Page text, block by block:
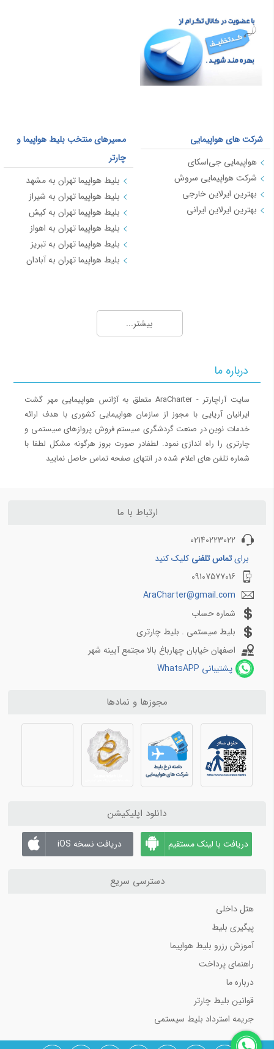
شرکت های هواپیمایی
هواپیمایی جی‌اسکای
شرکت هواپیمایی سروش
بهترین ایرلاین‌ خارجی
بهترین ایرلاین ایرانی
مسیرهای منتخب بلیط هواپیما و
چارتر
بلیط هواپیما تهران به مشهد
بلیط هواپیما تهران به شیراز
بلیط هواپیما تهران به کیش
بلیط هواپیما تهران به اهواز
بلیط هواپیما تهران به تبریز
بلیط هواپیما تهران به آبادان
بلیط هواپیما مشهد به تهران
بلیط هواپیما مشهد به تبریز
بلیط هواپیما مشهد به اهواز
مسیرهای منتخب بلیط هواپیما و چارتر 3
بلیط هواپیما کیش به تهران
بلیط هواپیما کیش به شیراز
مسیرهای منتخب بلیط هواپیما و چارتر 4
بلیط هواپیما اهواز به تهران
بلیط هواپیما اهواز به مشهد
بلیط هواپیما اصفهان به تهران
بلیط هواپیما اصفهان به مشهد
بلیط هواپیما شیراز به تهران
بلیط هواپیما شیراز به مشهد
بیشتر...
درباره ما
سایت آراچارتر - AraCharter متعلق به آژانس هواپیمایی مهر گشت
ایرانیان آریایی با مجوز از سازمان هواپیمایی کشوری با هدف ارائه
خدمات نوین در صنعت گردشگری سیستم فروش پروازهای سیستمی و
چارتری را راه اندازی نمود. لطفادر صورت بروز هرگونه مشکل لطفا با
شماره تلفن های اعلام شده در انتهای صفحه تماس حاصل نمایید
ارتباط با ما
02140223022
برایتماس تلفنی کلیک کنید
09107577016
AraCharter@gmail.com
شماره حساب
بلیط سیستمی . بلیط چارتری
اصفهان خیابان چهارباغ بالا مجتمع آیینه شهر
پشتیبانی WhatsAPP
مجوزها و نمادها
دانلود اپلیکیشن
دریافت با لینک مستقیم دریافت نسخه iOS
دسترسی سریع
هتل داخلی
پیگیری بلیط
آموزش رزرو بلیط هواپیما
راهنمای پرداخت
درباره ما
قوانین بلیط چارتر
جریمه استرداد بلیط سیستمی